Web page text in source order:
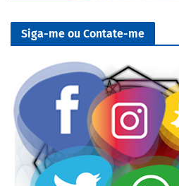
Siga-me ou Contate-me